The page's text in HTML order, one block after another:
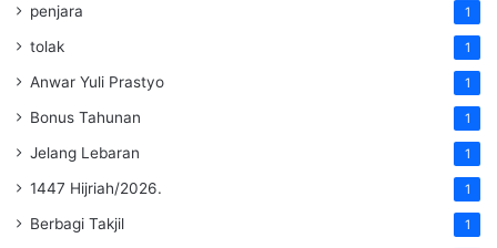
penjara 1
tolak 1
Anwar Yuli Prastyo 1
Bonus Tahunan 1
Jelang Lebaran 1
1447 Hijriah/2026. 1
Berbagi Takjil 1